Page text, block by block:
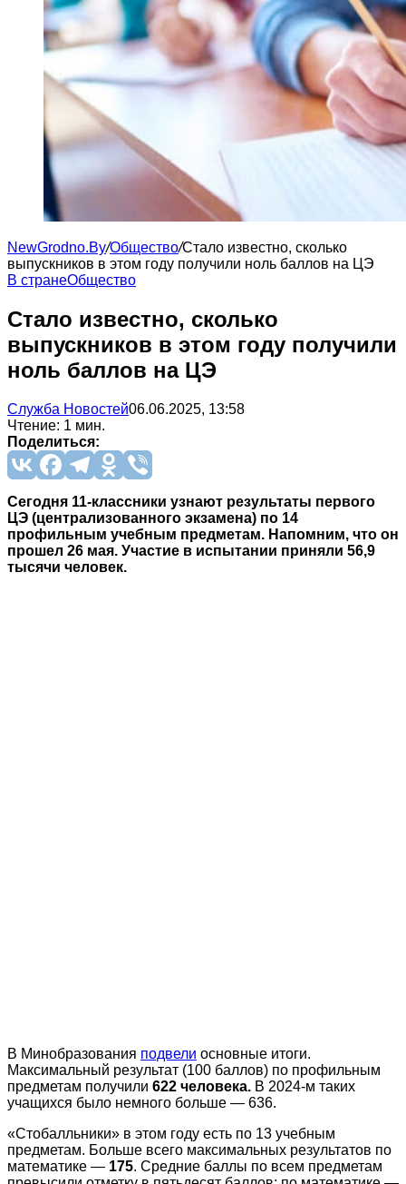
NewGrodno.By/Общество/Стало известно, сколько
выпускников в этом году получили ноль баллов на ЦЭ
В странеОбщество
Стало известно, сколько
выпускников в этом году получили
ноль баллов на ЦЭ
Служба Новостей06.06.2025, 13:58
Чтение: 1 мин.
Поделиться:
Сегодня 11-классники узнают результаты первого
ЦЭ (централизованного экзамена) по 14
профильным учебным предметам. Напомним, что он
прошел 26 мая. Участие в испытании приняли 56,9
тысячи человек.
В Минобразования подвели основные итоги.
Максимальный результат (100 баллов) по профильным
предметам получили 622 человека. В 2024-м таких
учащихся было немного больше — 636.
«Стобалльники» в этом году есть по 13 учебным
предметам. Больше всего максимальных результатов по
математике — 175. Средние баллы по всем предметам